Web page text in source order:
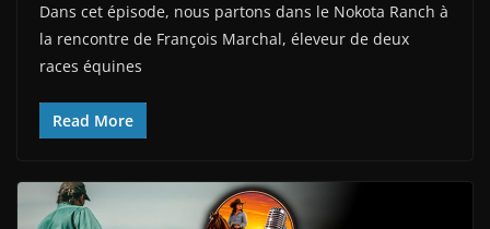
Dans cet épisode, nous partons dans le Nokota Ranch à
la rencontre de François Marchal, éleveur de deux
races équines
Read More